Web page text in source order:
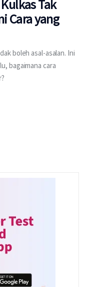
Tak
Cara yang
boleh asal-asalan. Ini
bagaimana cara